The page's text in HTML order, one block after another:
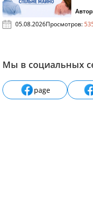
05.08.2026Просмотров:
Мы в социальных
page